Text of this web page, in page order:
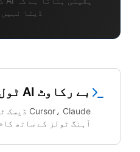
ڈیٹا نہیں
بے رکاوٹ AI ٹول انضمام
آہنگ ٹولز کے ساتھ